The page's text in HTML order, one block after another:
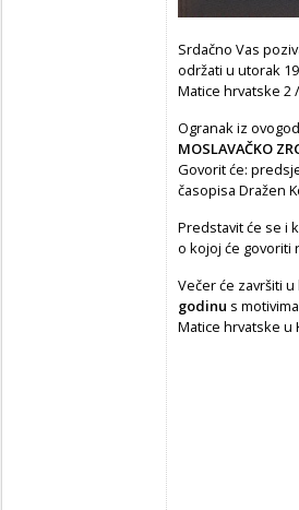
Srdačno Vas
održati u utorak
Matice hrvatske 2
Ogranak iz
MOSLAVAČKO
Govorit će:
časopisa Dražen
Predstavit će se i
o kojoj će govoriti
Večer će završiti
godinu s
Matice hrvatske